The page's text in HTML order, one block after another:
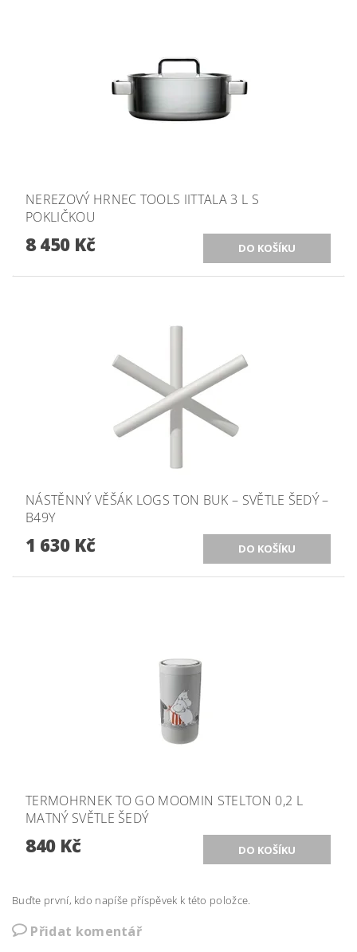
NEREZOVÝ HRNEC TOOLS IITTALA 3 L S
POKLIČKOU
8 450 Kč
NÁSTĚNNÝ VĚŠÁK LOGS TON BUK – SVĚTLE ŠEDÝ –
B49Y
1 630 Kč
TERMOHRNEK TO GO MOOMIN STELTON 0,2 L
MATNÝ SVĚTLE ŠEDÝ
840 Kč
Buďte první, kdo napíše příspěvek k této položce.
Přidat komentář